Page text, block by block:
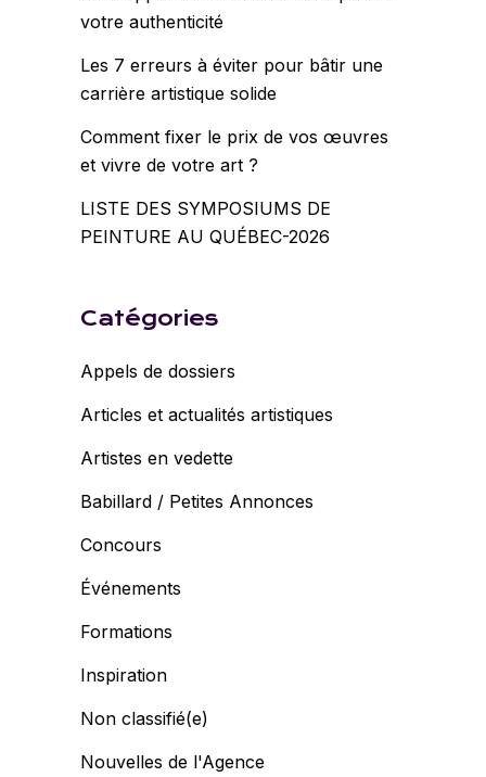
votre authenticité
Les 7 erreurs à éviter pour bâtir une
carrière artistique solide
Comment fixer le prix de vos œuvres
et vivre de votre art ?
LISTE DES SYMPOSIUMS DE
PEINTURE AU QUÉBEC-2026
Catégories
Appels de dossiers
Articles et actualités artistiques
Artistes en vedette
Babillard / Petites Annonces
Concours
Événements
Formations
Inspiration
Non classifié(e)
Nouvelles de l'Agence